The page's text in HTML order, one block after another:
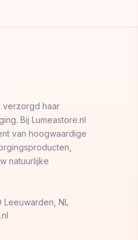
verzorgd haar
Bij Lumeastore.nl
van hoogwaardige
natuurlijke
NL